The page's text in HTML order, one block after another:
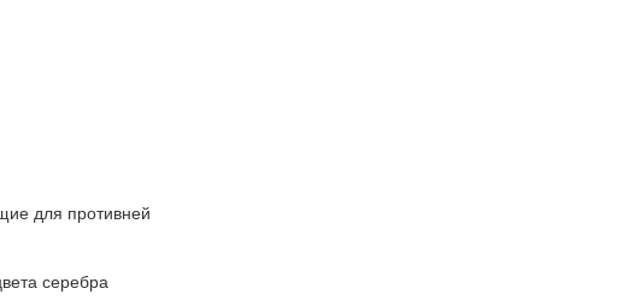
для противней
серебра